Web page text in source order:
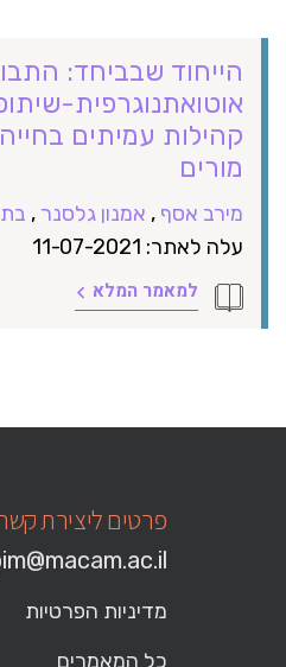
הייחוד שבביחד:
אוטואתנוגרפית-
קהילות עמיתים
מורים
מירב אסף , אמנון גלסנר ,
עלה לאתר: 11-07-2021
למאמר המלא
פרטים ליצירת
מדיניות הפרטיות
כל המאמרים